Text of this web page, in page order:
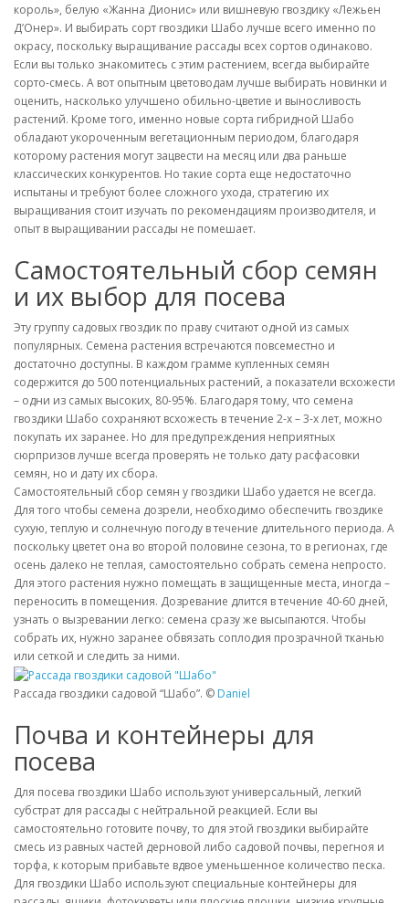
король», белую «Жанна Дионис» или вишневую гвоздику «Лежьен
Д’Онер». И выбирать сорт гвоздики Шабо лучше всего именно по
окрасу, поскольку выращивание рассады всех сортов одинаково.
Если вы только знакомитесь с этим растением, всегда выбирайте
сорто-смесь. А вот опытным цветоводам лучше выбирать новинки и
оценить, насколько улучшено обильно-цветие и выносливость
растений. Кроме того, именно новые сорта гибридной Шабо
обладают укороченным вегетационным периодом, благодаря
которому растения могут зацвести на месяц или два раньше
классических конкурентов. Но такие сорта еще недостаточно
испытаны и требуют более сложного ухода, стратегию их
выращивания стоит изучать по рекомендациям производителя, и
опыт в выращивании рассады не помешает.
Самостоятельный сбор семян
и их выбор для посева
Эту группу садовых гвоздик по праву считают одной из самых
популярных. Семена растения встречаются повсеместно и
достаточно доступны. В каждом грамме купленных семян
содержится до 500 потенциальных растений, а показатели всхожести
– одни из самых высоких, 80-95%. Благодаря тому, что семена
гвоздики Шабо сохраняют всхожесть в течение 2-х – 3-х лет, можно
покупать их заранее. Но для предупреждения неприятных
сюрпризов лучше всегда проверять не только дату расфасовки
семян, но и дату их сбора.
Самостоятельный сбор семян у гвоздики Шабо удается не всегда.
Для того чтобы семена дозрели, необходимо обеспечить гвоздике
сухую, теплую и солнечную погоду в течение длительного периода. А
поскольку цветет она во второй половине сезона, то в регионах, где
осень далеко не теплая, самостоятельно собрать семена непросто.
Для этого растения нужно помещать в защищенные места, иногда –
переносить в помещения. Дозревание длится в течение 40-60 дней,
узнать о вызревании легко: семена сразу же высыпаются. Чтобы
собрать их, нужно заранее обвязать соплодия прозрачной тканью
или сеткой и следить за ними.
Рассада гвоздики садовой “Шабо”. © Daniel
Почва и контейнеры для
посева
Для посева гвоздики Шабо используют универсальный, легкий
субстрат для рассады с нейтральной реакцией. Если вы
самостоятельно готовите почву, то для этой гвоздики выбирайте
смесь из равных частей дерновой либо садовой почвы, перегноя и
торфа, к которым прибавьте вдвое уменьшенное количество песка.
Для гвоздики Шабо используют специальные контейнеры для